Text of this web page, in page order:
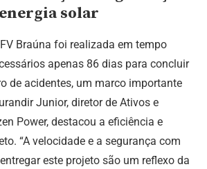
solar
Braúna foi realizada em tempo
apenas 86 dias para concluir
de acidentes, um marco importante
Junior, diretor de Ativos e
Power, destacou a eficiência e
“A velocidade e a segurança com
este projeto são um reflexo da